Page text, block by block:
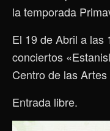
la temporada
El 19 de Abril a las
conciertos
Centro de las
Entrada libre.